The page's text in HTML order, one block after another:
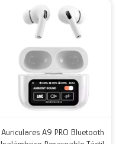
Auriculares A9 PRO Bluetooth